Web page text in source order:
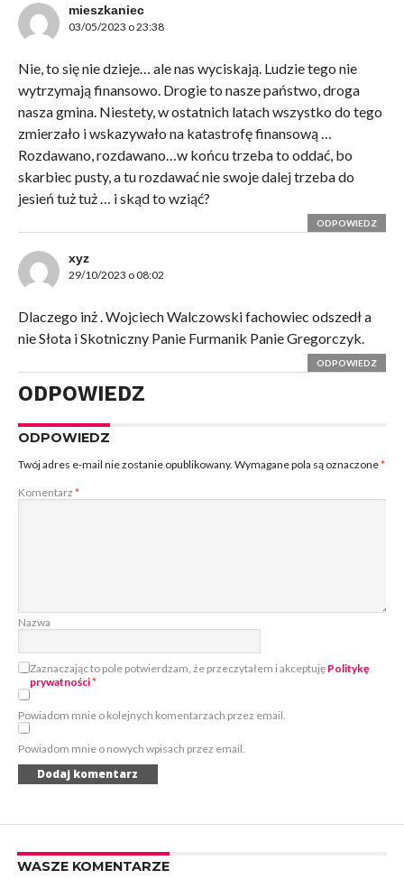
mieszkaniec
03/05/2023 o 23:38
Nie, to się nie dzieje… ale nas wyciskają. Ludzie tego nie
wytrzymają finansowo. Drogie to nasze państwo, droga
nasza gmina. Niestety, w ostatnich latach wszystko do tego
zmierzało i wskazywało na katastrofę finansową …
Rozdawano, rozdawano…w końcu trzeba to oddać, bo
skarbiec pusty, a tu rozdawać nie swoje dalej trzeba do
jesień tuż tuż … i skąd to wziąć?
ODPOWIEDZ
xyz
29/10/2023 o 08:02
Dlaczego inż . Wojciech Walczowski fachowiec odszedł a
nie Słota i Skotniczny Panie Furmanik Panie Gregorczyk.
ODPOWIEDZ
ODPOWIEDZ
ODPOWIEDZ
Twój adres e-mail nie zostanie opublikowany. Wymagane pola są oznaczone*
Komentarz *
Nazwa
Zaznaczając to pole potwierdzam, że przeczytałem i akceptuję Politykę
prywatności*
Powiadom mnie o kolejnych komentarzach przez email.
Powiadom mnie o nowych wpisach przez email.
WASZE KOMENTARZE